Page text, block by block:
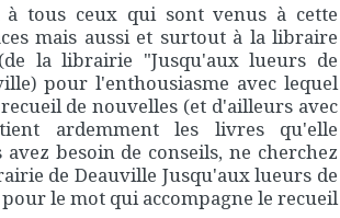
tous ceux qui sont venus à cette
mais aussi et surtout à la libraire
la librairie "Jusqu'aux lueurs de
pour l'enthousiasme avec lequel
de nouvelles (et d'ailleurs avec
ardemment les livres qu'elle
besoin de conseils, ne cherchez
de Deauville Jusqu'aux lueurs de
le mot qui accompagne le recueil